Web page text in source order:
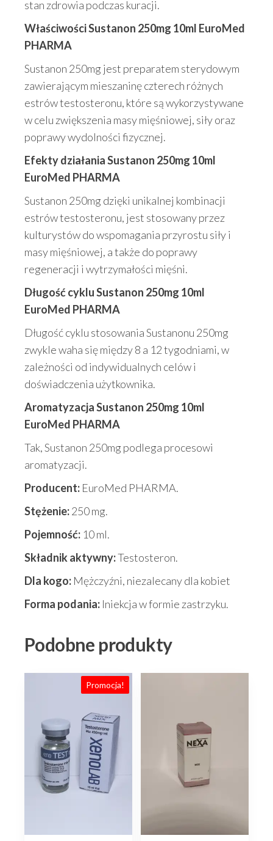
stan zdrowia podczas kuracji.
Właściwości Sustanon 250mg 10ml EuroMed
PHARMA
Sustanon 250mg jest preparatem sterydowym
zawierającym mieszaninę czterech różnych
estrów testosteronu, które są wykorzystywane
w celu zwiększenia masy mięśniowej, siły oraz
poprawy wydolności fizycznej.
Efekty działania Sustanon 250mg 10ml
EuroMed PHARMA
Sustanon 250mg dzięki unikalnej kombinacji
estrów testosteronu, jest stosowany przez
kulturystów do wspomagania przyrostu siły i
masy mięśniowej, a także do poprawy
regeneracji i wytrzymałości mięśni.
Długość cyklu Sustanon 250mg 10ml
EuroMed PHARMA
Długość cyklu stosowania Sustanonu 250mg
zwykle waha się między 8 a 12 tygodniami, w
zależności od indywidualnych celów i
doświadczenia użytkownika.
Aromatyzacja Sustanon 250mg 10ml
EuroMed PHARMA
Tak, Sustanon 250mg podlega procesowi
aromatyzacji.
Producent: EuroMed PHARMA.
Stężenie:250 mg.
Pojemność: 10 ml.
Składnik aktywny:Testosteron.
Dla kogo: Mężczyźni, niezalecany dla kobiet
Forma podania: Iniekcja w formie zastrzyku.
Podobne produkty
Promocja!